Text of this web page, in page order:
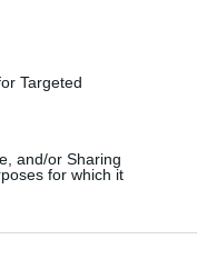
Targeted
and/or Sharing
for which it